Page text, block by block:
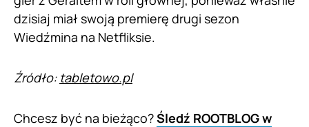
dzisiaj miał swoją premierę drugi sezon
Wiedźmina na Netfliksie.
Źródło: tabletowo.pl
Chcesz być na bieżąco?Śledź ROOTBLOG w